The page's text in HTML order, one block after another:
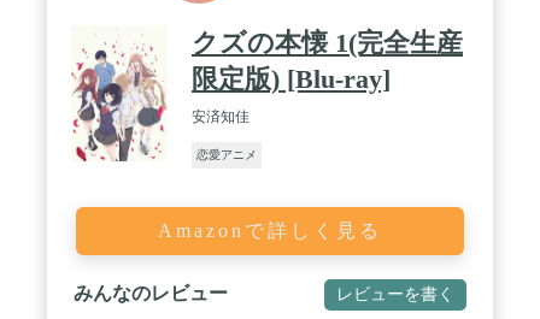
クズの本懐 1(完全生産
限定版) [Blu-ray]
安済知佳
恋愛アニメ
Amazonで詳しく見る
みんなのレビュー レビューを書く